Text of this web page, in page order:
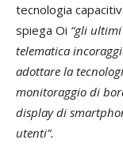
tecnologia
spiega Oi “gli
telematica
adottare la
monitoraggio di
display di
utenti”.